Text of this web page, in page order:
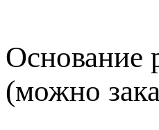
Основание
(можно